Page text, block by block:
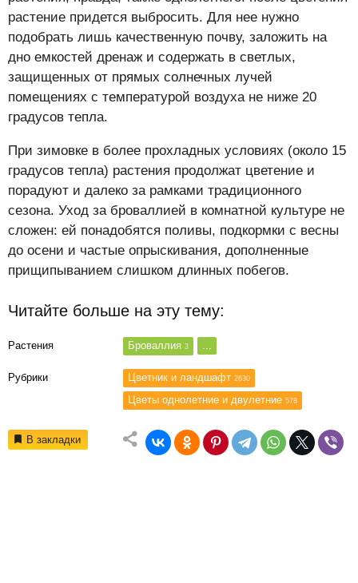
растение придется выбросить. Для нее нужно
подобрать лишь качественную почву, заложить на
дно емкостей дренаж и содержать в светлых,
защищенных от прямых солнечных лучей
помещениях с температурой воздуха не ниже 20
градусов тепла.
При зимовке в более прохладных условиях (около 15
градусов тепла) растения продолжат цветение и
порадуют и далеко за рамками традиционного
сезона. Уход за броваллией в комнатной культуре не
сложен: ей понадобятся поливы, подкормки с весны
до осени и частые опрыскивания, дополненные
прищипыванием слишком длинных побегов.
Читайте больше на эту тему:
Растения Броваллия 3 ...
Рубрики Цветник и ландшафт 2630
Цветы однолетние и двулетние 578
В закладки